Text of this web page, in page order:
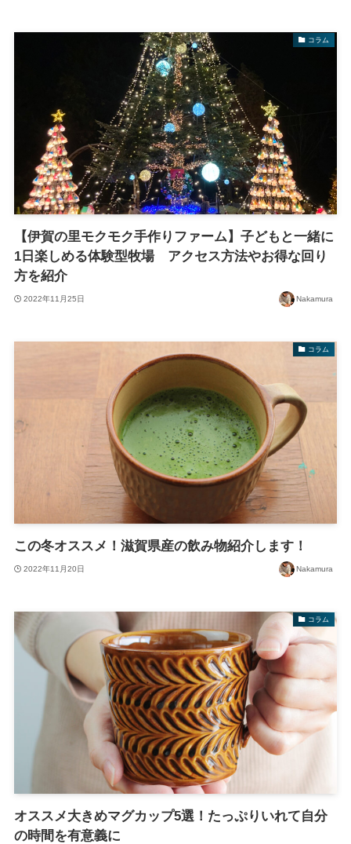
コラム
【伊賀の里モクモク手作りファーム】子どもと一緒に
1日楽しめる体験型牧場 アクセス方法やお得な回り
方を紹介
2022年11月25日 Nakamura
コラム
この冬オススメ！滋賀県産の飲み物紹介します！
2022年11月20日 Nakamura
コラム
オススメ大きめマグカップ5選！たっぷりいれて自分
の時間を有意義に